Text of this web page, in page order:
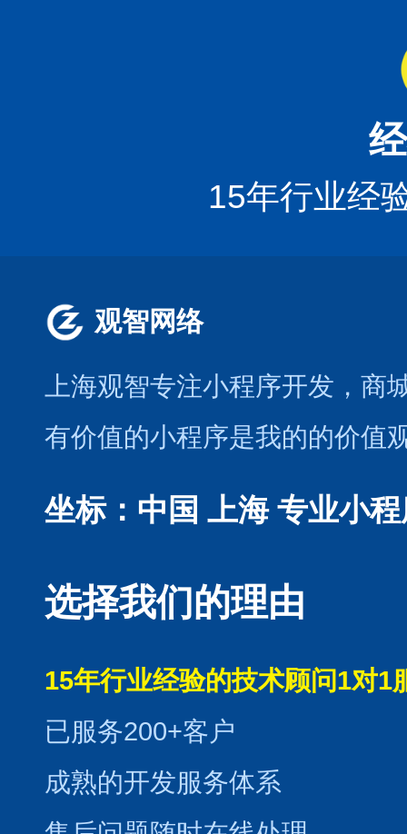
15年行业经
观智网络
上海观智专注小程序开发 ，商
有价值的小程序是我的的价值
坐标：中国 上海 专业小
选择我们的理由
15年行业经验的技术顾问1对1
已服务200+客户
成熟的开发服务体系